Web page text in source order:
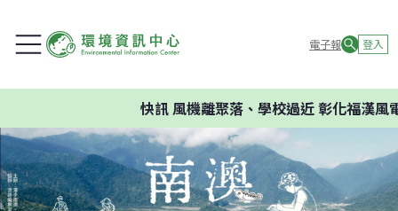
電子報 登入
快訊風機離聚落、學校過近 彰化福漢風